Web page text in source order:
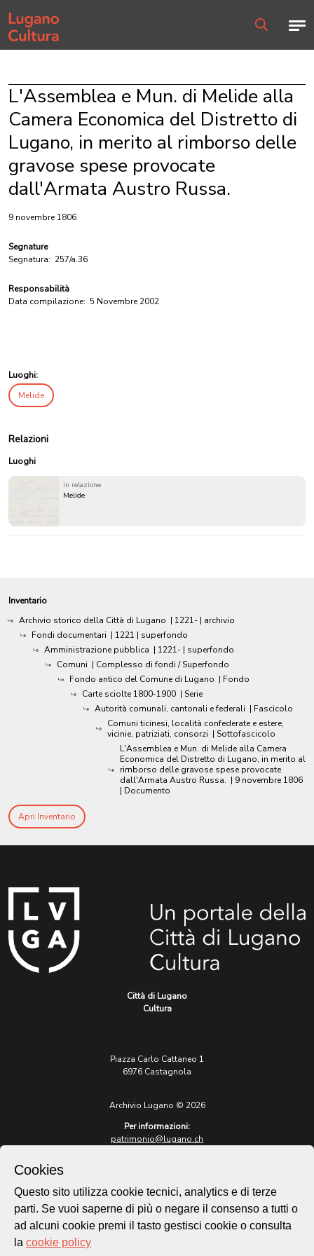
Home page
L'Assemblea e Mun. di Melide alla
Camera Economica del Distretto di
Lugano, in merito al rimborso delle
gravose spese provocate
dall'Armata Austro Russa.
9 novembre 1806
Segnature
Segnatura: 257/a.36
Responsabilità
Data compilazione: 5 Novembre 2002
Luoghi:
Melide
Relazioni
Luoghi
in relazione
Melide
Inventario
Archivio storico della Città di Lugano | 1221- | archivio
Fondi documentari | 1221 | superfondo
Amministrazione pubblica | 1221- | superfondo
Comuni | Complesso di fondi / Superfondo
Fondo antico del Comune di Lugano | Fondo
Carte sciolte 1800-1900 | Serie
Autorità comunali, cantonali e federali | Fascicolo
Comuni ticinesi, località confederate e estere,
vicinie, patriziati, consorzi | Sottofascicolo
L'Assemblea e Mun. di Melide alla Camera
Economica del Distretto di Lugano, in merito al
rimborso delle gravose spese provocate
dall'Armata Austro Russa. | 9 novembre 1806
| Documento
Apri Inventario
Città di Lugano
Cultura
Piazza Carlo Cattaneo 1
6976 Castagnola
Archivio Lugano © 2026
Per informazioni:
patrimonio@lugano.ch
lugano.ch
Cookie policy
Cookies
Questo sito utilizza cookie tecnici, analytics e di terze
parti. Se vuoi saperne di più o negare il consenso a tutti o
ad alcuni cookie premi il tasto gestisci cookie o consulta
la cookie policy